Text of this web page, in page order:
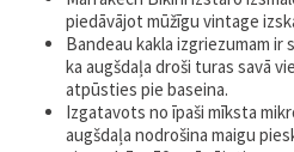
piedāvājot mūžīgu vintage
Bandeau kakla izgriezumam ir
ka augšdaļa droši turas savā
atpūsties pie baseina.
Izgatavots no īpaši mīksta
augšdaļa nodrošina maigu